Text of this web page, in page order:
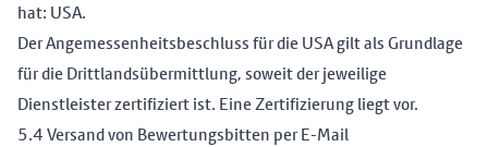
hat: USA.
Der Angemessenheitsbeschluss für die USA gilt als Grundlage
für die Drittlandsübermittlung, soweit der jeweilige
Dienstleister zertifiziert ist. Eine Zertifizierung liegt vor.
5.4 Versand von Bewertungsbitten per E-Mail